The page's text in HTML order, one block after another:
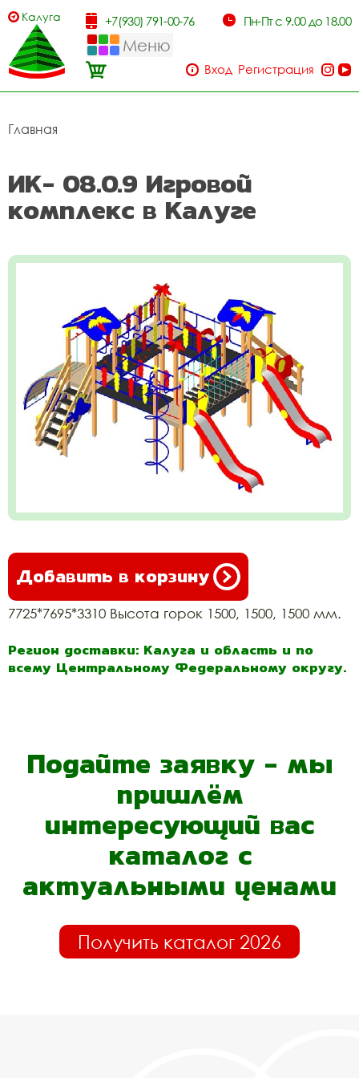
Калуга +7(930) 791-00-76 Пн-Пт с 9.00 до 18.00
Меню
Вход Регистрация
Главная
ИК- 08.0.9 Игровой
комплекс в Калуге
Добавить в корзину
7725*7695*3310 Высота горок 1500, 1500, 1500 мм.
Регион доставки: Калуга и область и по
всему Центральному Федеральному округу.
Подайте заявку - мы
пришлём
интересующий вас
каталог с
актуальными ценами
Получить каталог 2026